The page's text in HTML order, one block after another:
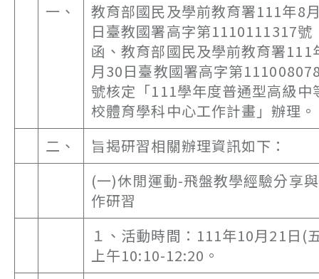
一、
教育部國民及學前教育署111年8
日臺教國署高字第1110111317號
函、教育部國民及學前教育署111
月30日臺教國署高字第
號核定「111學年度普通型高級中
校體育學科中心工作計畫」辦理。
二、
旨揭研習相關辦理資訊如下：
(一)休閒運動-飛盤教學經驗分享
作研習
１、活動時間：111年10月21日(
上午10:10-12:20。